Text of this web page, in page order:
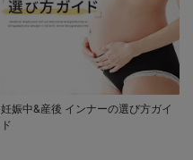
妊娠中&産後 インナーの選び方ガイ
ド